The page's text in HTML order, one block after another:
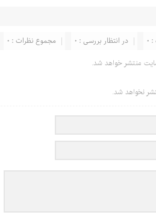
مجموع نظرات : 0 در انتظار بررسی : 0
منتشر خواهد شد.
نخواهد شد.